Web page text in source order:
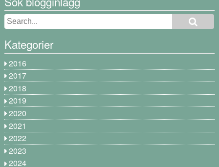
Kategorier
2016
2017
2018
2019
2020
2021
2022
2023
2024